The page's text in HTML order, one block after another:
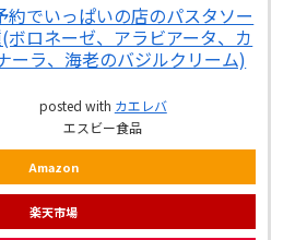
約でいっぱいの店のパスタソー
ボロネーゼ、アラビアータ、カ
ーラ、海老のバジルクリーム)
posted with カエレバ
エスビー食品
Amazon
楽天市場